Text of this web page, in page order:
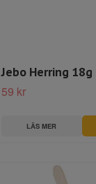
Jebo Herring 18g
59 kr
LÄS MER